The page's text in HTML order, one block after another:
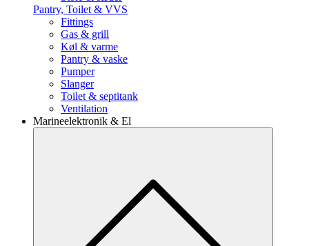
Pantry, Toilet & VVS
Fittings
Gas & grill
Køl & varme
Pantry & vaske
Pumper
Slanger
Toilet & septitank
Ventilation
Marineelektronik & El